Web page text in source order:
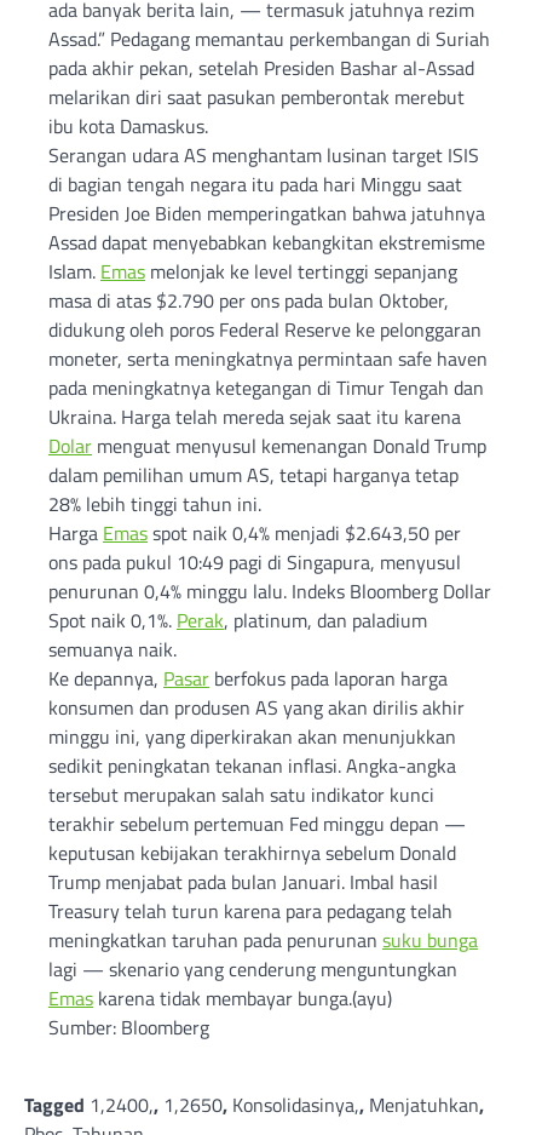
ada banyak berita lain, — termasuk jatuhnya rezim
Assad.” Pedagang memantau perkembangan di Suriah
pada akhir pekan, setelah Presiden Bashar al-Assad
melarikan diri saat pasukan pemberontak merebut
ibu kota Damaskus.
Serangan udara AS menghantam lusinan target ISIS
di bagian tengah negara itu pada hari Minggu saat
Presiden Joe Biden memperingatkan bahwa jatuhnya
Assad dapat menyebabkan kebangkitan ekstremisme
Islam. Emas melonjak ke level tertinggi sepanjang
masa di atas $2.790 per ons pada bulan Oktober,
didukung oleh poros Federal Reserve ke pelonggaran
moneter, serta meningkatnya permintaan safe haven
pada meningkatnya ketegangan di Timur Tengah dan
Ukraina. Harga telah mereda sejak saat itu karena
Dolar menguat menyusul kemenangan Donald Trump
dalam pemilihan umum AS, tetapi harganya tetap
28% lebih tinggi tahun ini.
Harga Emasspot naik 0,4% menjadi $2.643,50 per
ons pada pukul 10:49 pagi di Singapura, menyusul
penurunan 0,4% minggu lalu. Indeks Bloomberg Dollar
Spot naik 0,1%. Perak, platinum, dan paladium
semuanya naik.
Ke depannya, Pasar berfokus pada laporan harga
konsumen dan produsen AS yang akan dirilis akhir
minggu ini, yang diperkirakan akan menunjukkan
sedikit peningkatan tekanan inflasi. Angka-angka
tersebut merupakan salah satu indikator kunci
terakhir sebelum pertemuan Fed minggu depan —
keputusan kebijakan terakhirnya sebelum Donald
Trump menjabat pada bulan Januari. Imbal hasil
Treasury telah turun karena para pedagang telah
meningkatkan taruhan pada penurunan suku bunga
lagi — skenario yang cenderung menguntungkan
Emas karena tidak membayar bunga.(ayu)
Sumber: Bloomberg
Tagged 1,2400,, 1,2650, Konsolidasinya,, Menjatuhkan,